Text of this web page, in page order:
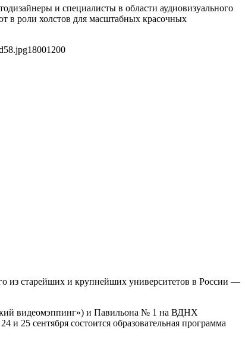
и специалисты в области аудиовизуального
в роли холстов для масштабных красочных
18001200
из старейших и крупнейших университетов в России —
видеомэппинг») и Павильона № 1 на ВДНХ
25 сентября состоится образовательная программа